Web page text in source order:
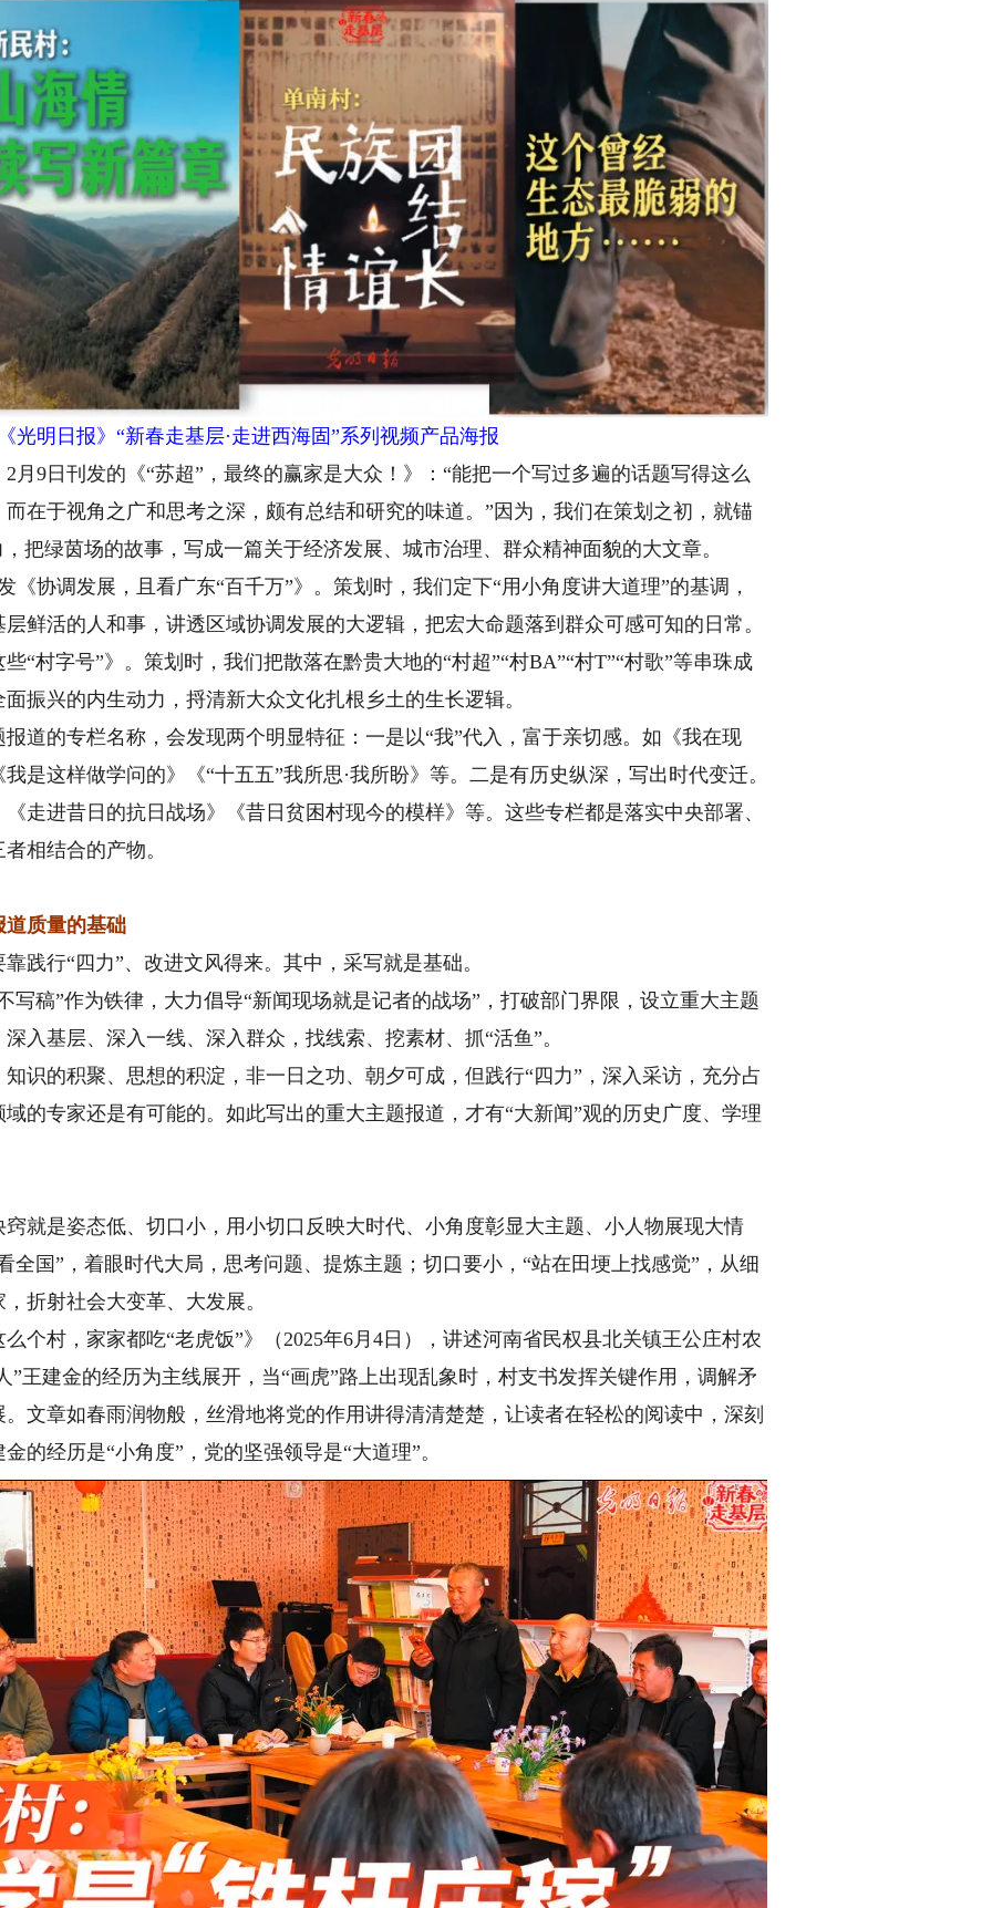
光明日报》“新春走基层·走进西海固”系列视频产品海报
日刊发的《“苏超”，最终的赢家是大众！》：“能把一个写过多遍的话题写得这么
在于视角之广和思考之深，颇有总结和研究的味道。”因为，我们在策划之初，就锚
把绿茵场的故事，写成一篇关于经济发展、城市治理、群众精神面貌的大文章。
调发展，且看广东“百千万”》。策划时，我们定下“用小角度讲大道理”的基调，
鲜活的人和事，讲透区域协调发展的大逻辑，把宏大命题落到群众可感可知的日常。
字号”》。策划时，我们把散落在黔贵大地的“村超”“村BA”“村T”“村歌”等串珠成
振兴的内生动力，捋清新大众文化扎根乡土的生长逻辑。
的专栏名称，会发现两个明显特征：一是以“我”代入，富于亲切感。如《我在现
是这样做学问的》《“十五五”我所思·我所盼》等。二是有历史纵深，写出时代变迁。
走进昔日的抗日战场》《昔日贫困村现今的模样》等。这些专栏都是落实中央部署、
相结合的产物。
质量的基础
行“四力”、改进文风得来。其中，采写就是基础。
”作为铁律，大力倡导“新闻现场就是记者的战场”，打破部门界限，设立重大主题
入基层、深入一线、深入群众，找线索、挖素材、抓“活鱼”。
的积聚、思想的积淀，非一日之功、朝夕可成，但践行“四力”，深入采访，充分占
的专家还是有可能的。如此写出的重大主题报道，才有“大新闻”观的历史广度、学理
是姿态低、切口小，用小切口反映大时代、小角度彰显大主题、小人物展现大情
全国”，着眼时代大局，思考问题、提炼主题；切口要小，“站在田埂上找感觉”，从细
折射社会大变革、大发展。
村，家家都吃“老虎饭”》（2025年6月4日），讲述河南省民权县北关镇王公庄村农
”王建金的经历为主线展开，当“画虎”路上出现乱象时，村支书发挥关键作用，调解矛
文章如春雨润物般，丝滑地将党的作用讲得清清楚楚，让读者在轻松的阅读中，深刻
的经历是“小角度”，党的坚强领导是“大道理”。